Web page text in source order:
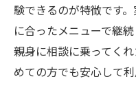
リング
女性専用エリ
力
食事管理も学
験できるのが特徴です
に合ったメニューで継
親身に相談に乗ってく
めての方でも安心して